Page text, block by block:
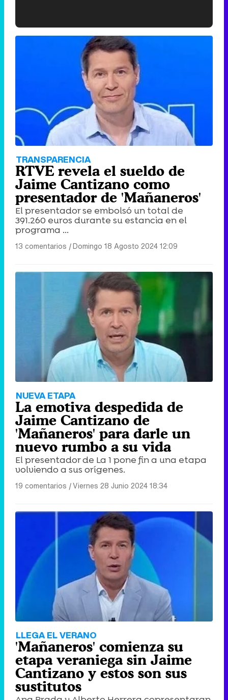
'120 Minutos' celebra sus 2.000 programas en Telemadrid con un vídeo del día a día en la redacción
TRANSPARENCIA
RTVE revela el sueldo de
Jaime Cantizano como
presentador de 'Mañaneros'
El presentador se embolsó un total de
391.260 euros durante su estancia en el
programa ...
13 comentarios |Domingo 18 Agosto 2024 12:09
NUEVA ETAPA
La emotiva despedida de
Jaime Cantizano de
'Mañaneros' para darle un
nuevo rumbo a su vida
El presentador de La 1 pone fin a una etapa
volviendo a sus orígenes.
19 comentarios |Viernes 28 Junio 2024 18:34
LLEGA EL VERANO
'Mañaneros' comienza su
etapa veraniega sin Jaime
Cantizano y estos son sus
sustitutos